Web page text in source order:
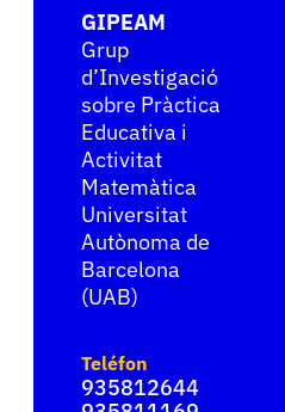
GIPEAM
Grup
d’Investigació
sobre Pràctica
Educativa i
Activitat
Matemàtica
Universitat
Autònoma de
Barcelona
(UAB)
Teléfon
935812644